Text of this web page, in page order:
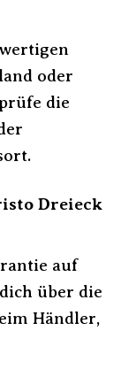
oder
die
Dreieck
auf
über die
Händler,